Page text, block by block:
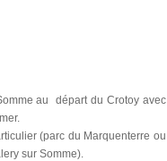
au départ du Crotoy avec
(parc du Marquenterre ou
sur Somme).